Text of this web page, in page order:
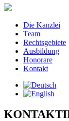
Die Kanzlei
Team
Rechtsgebiete
Ausbildung
Honorare
Kontakt